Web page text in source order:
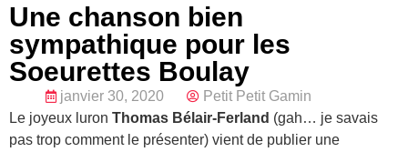
Une chanson bien
sympathique pour les
Soeurettes Boulay
janvier 30, 2020
Petit Petit Gamin
Le joyeux luron Thomas Bélair-Ferland (gah… je savais
pas trop comment le présenter) vient de publier une